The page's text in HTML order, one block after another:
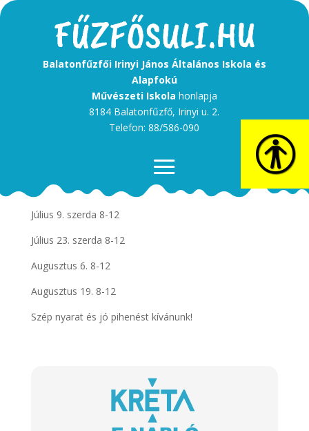
Balatonfűzfői Irinyi János Általános Iskola és
Alapfokú
Művészeti Iskola honlapja
8184 Balatonfűzfő, Irinyi u. 2.
Telefon: 88/586-090
Iskolai nyári ügyeleti napok:
Július 9. szerda 8-12
Július 23. szerda 8-12
Augusztus 6. 8-12
Augusztus 19. 8-12
Szép nyarat és jó pihenést kívánunk!